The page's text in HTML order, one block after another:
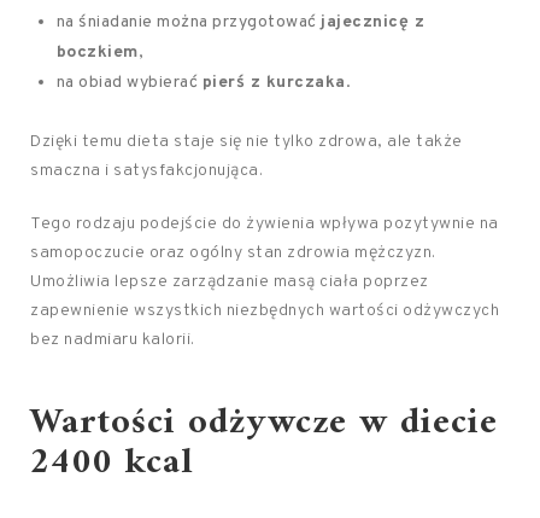
na śniadanie można przygotowaćjajecznicę z
boczkiem,
na obiad wybierać pierś z kurczaka.
Dzięki temu dieta staje się nie tylko zdrowa, ale także
smaczna i satysfakcjonująca.
Tego rodzaju podejście do żywienia wpływa pozytywnie na
samopoczucie oraz ogólny stan zdrowia mężczyzn.
Umożliwia lepsze zarządzanie masą ciała poprzez
zapewnienie wszystkich niezbędnych wartości odżywczych
bez nadmiaru kalorii.
Wartości odżywcze w diecie
2400 kcal